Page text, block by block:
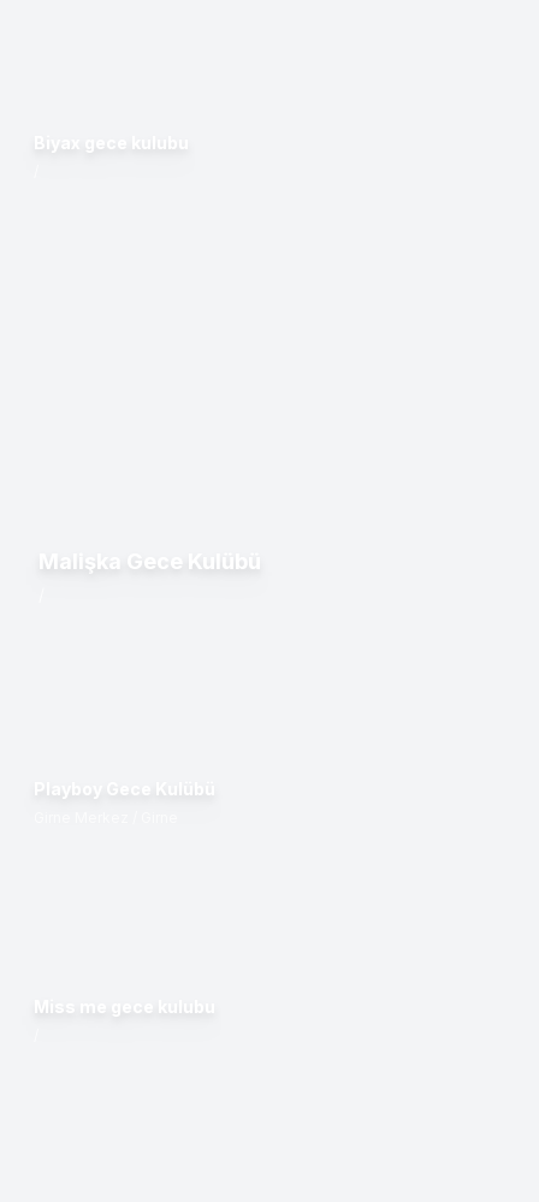
Biyax gece kulubu
Malişka Gece Kulübü
Playboy Gece Kulübü
Miss me gece kulubu